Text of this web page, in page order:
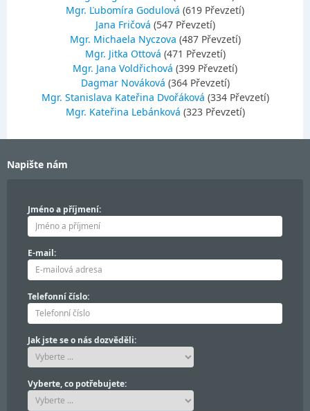
Mgr. Ľubomíra Godulová (619 Převzetí)
Jana Fričová (547 Převzetí)
Mgr. Michaela Nyczova (487 Převzetí)
Mgr. Jitka Ottová (471 Převzetí)
Mgr. Jana Voldřichová (399 Převzetí)
Dagmar Nováková (364 Převzetí)
Mgr. Stanislava Kateřina Dvořáková (334 Převzetí)
Mgr. Kateřina Lebánková (323 Převzetí)
Napište nám
Jméno a příjmení:
E-mail:
Telefonní číslo:
Jak jste se o nás dozvěděli:
Vyberte, co potřebujete: